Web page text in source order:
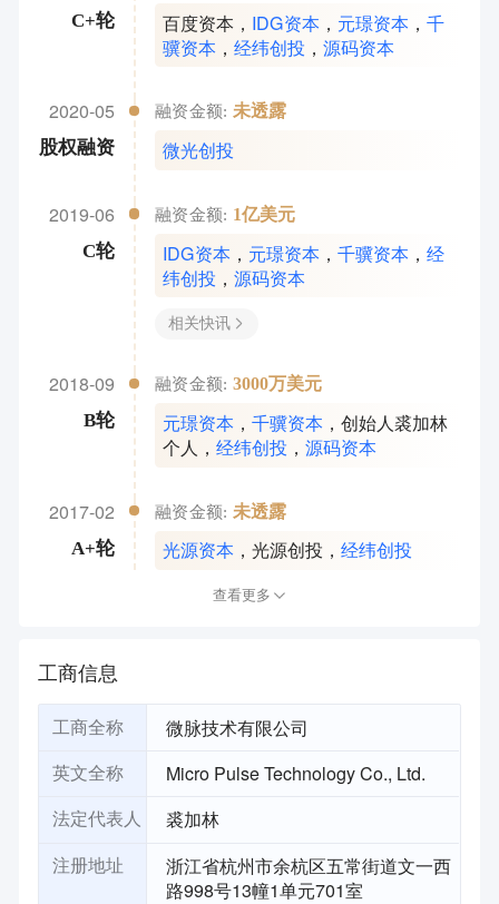
C+轮 百度资本 ， IDG资本 ， 元璟资本 ，千
骥资本 ，经纬创投 ，源码资本
2020-05
股权融资
融资金额: 未透露
微光创投
2019-06
C轮
融资金额: 1亿美元
IDG资本 ， 元璟资本 ，千骥资本 ，经
纬创投 ，源码资本
相关快讯
2018-09
B轮
融资金额: 3000万美元
元璟资本 ，千骥资本 ，创始人裘加林
个人 ，经纬创投 ，源码资本
2017-02
A+轮
融资金额: 未透露
光源资本 ，光源创投 ，经纬创投
查看更多
工商信息
工商全称 微脉技术有限公司
英文全称 Micro Pulse Technology Co., Ltd.
法定代表人 裘加林
注册地址
浙江省杭州市余杭区五常街道文一西
路998号13幢1单元701室